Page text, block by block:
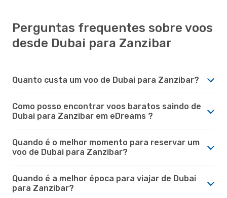
Perguntas frequentes sobre voos
desde Dubai para Zanzibar
Quanto custa um voo de Dubai para Zanzibar?
Como posso encontrar voos baratos saindo de
Dubai para Zanzibar em eDreams ?
Quando é o melhor momento para reservar um
voo de Dubai para Zanzibar?
Quando é a melhor época para viajar de Dubai
para Zanzibar?